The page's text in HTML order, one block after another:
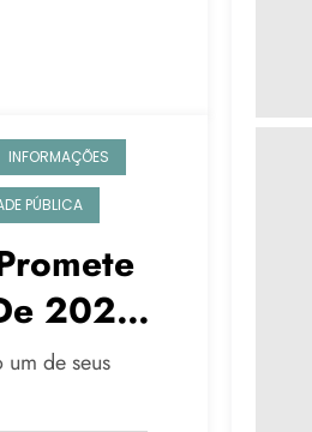
INFORMAÇÕES
PÚBLICA
2026
de seus